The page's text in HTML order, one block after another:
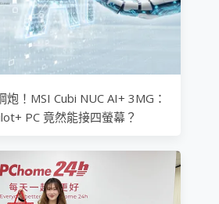
炮！MSI Cubi NUC AI+ 3MG：
PC 竟然能接四螢幕？